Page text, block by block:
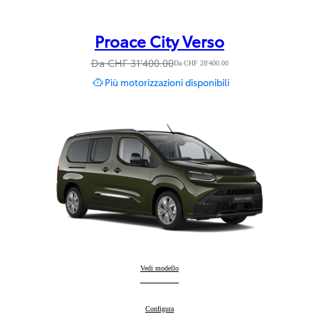
Proace City Verso
Da CHF 31'400.00Da CHF 28'400.00
Più motorizzazioni disponibili
Proace City Verso
Vedi modello
Proace City Verso
Configura